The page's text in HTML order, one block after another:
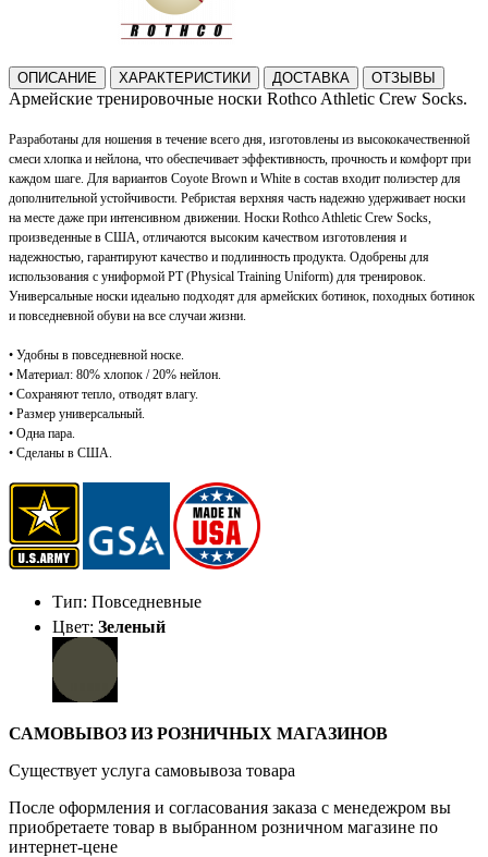
ОПИСАНИЕ ХАРАКТЕРИСТИКИ ДОСТАВКА ОТЗЫВЫ
Армейские тренировочные носки Rothco Athletic Crew Socks.
Разработаны для ношения в течение всего дня, изготовлены из высококачественной
смеси хлопка и нейлона, что обеспечивает эффективность, прочность и комфорт при
каждом шаге. Для вариантов Coyote Brown и White в состав входит полиэстер для
дополнительной устойчивости. Ребристая верхняя часть надежно удерживает носки
на месте даже при интенсивном движении. Носки Rothco Athletic Crew Socks,
произведенные в США, отличаются высоким качеством изготовления и
надежностью, гарантируют качество и подлинность продукта. Одобрены для
использования с униформой PT (Physical Training Uniform) для тренировок.
Универсальные носки идеально подходят для армейских ботинок, походных ботинок
и повседневной обуви на все случаи жизни.
• Удобны в повседневной носке.
• Материал: 80% хлопок / 20% нейлон.
• Сохраняют тепло, отводят влагу.
• Размер универсальный.
• Одна пара.
• Сделаны в США.
Тип: Повседневные
Цвет: Зеленый
САМОВЫВОЗ ИЗ РОЗНИЧНЫХ МАГАЗИНОВ
Существует услуга самовывоза товара
После оформления и согласования заказа с менедежром вы
приобретаете товар в выбранном розничном магазине по
интернет-цене